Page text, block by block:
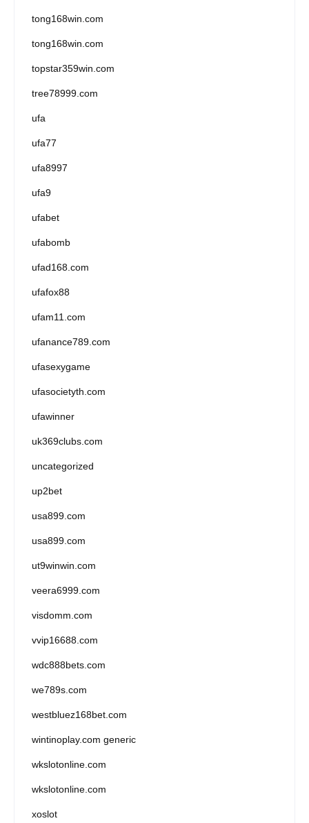
tong168win.com
tong168win.com
topstar359win.com
tree78999.com
ufa
ufa77
ufa8997
ufa9
ufabet
ufabomb
ufad168.com
ufafox88
ufam11.com
ufanance789.com
ufasexygame
ufasocietyth.com
ufawinner
uk369clubs.com
uncategorized
up2bet
usa899.com
usa899.com
ut9winwin.com
veera6999.com
visdomm.com
vvip16688.com
wdc888bets.com
we789s.com
westbluez168bet.com
wintinoplay.com generic
wkslotonline.com
wkslotonline.com
xoslot